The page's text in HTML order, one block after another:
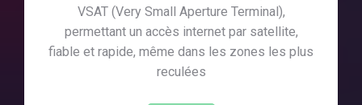
VSAT (Very Small Aperture Terminal),
permettant un accès internet par satellite,
fiable et rapide, même dans les zones les plus
reculées